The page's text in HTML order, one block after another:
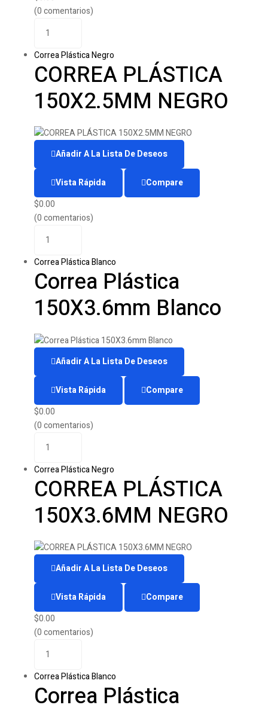
(0 comentarios)
Correa Plástica Negro
CORREA PLÁSTICA
150X2.5MM NEGRO
Añadir A La Lista De Deseos
Vista Rápida
Compare
$0.00
(0 comentarios)
Correa Plástica Blanco
Correa Plástica
150X3.6mm Blanco
Añadir A La Lista De Deseos
Vista Rápida
Compare
$0.00
(0 comentarios)
Correa Plástica Negro
CORREA PLÁSTICA
150X3.6MM NEGRO
Añadir A La Lista De Deseos
Vista Rápida
Compare
$0.00
(0 comentarios)
Correa Plástica Blanco
Correa Plástica